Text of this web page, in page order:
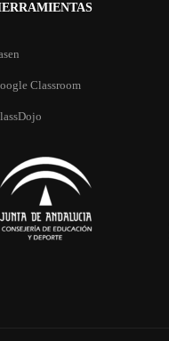
Classroom
MÁS?